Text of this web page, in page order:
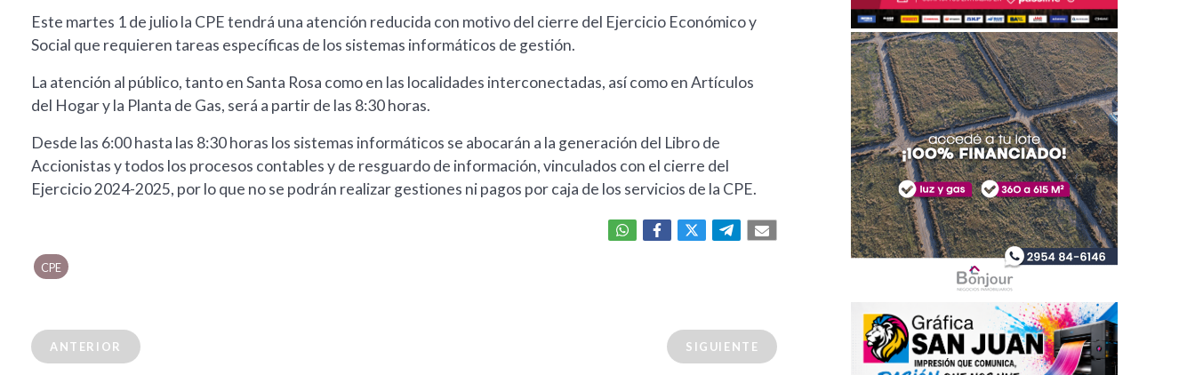
Este martes 1 de julio la CPE tendrá una atención reducida con motivo del cierre del Ejercicio Económico y
Social que requieren tareas específicas de los sistemas informáticos de gestión.
La atención al público, tanto en Santa Rosa como en las localidades interconectadas, así como en Artículos
del Hogar y la Planta de Gas, será a partir de las 8:30 horas.
Desde las 6:00 hasta las 8:30 horas los sistemas informáticos se abocarán a la generación del Libro de
Accionistas y todos los procesos contables y de resguardo de información, vinculados con el cierre del
Ejercicio 2024-2025, por lo que no se podrán realizar gestiones ni pagos por caja de los servicios de la CPE.
CPE
ANTERIOR SIGUIENTE